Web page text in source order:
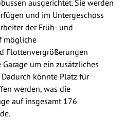
ausgerichtet. Sie werden
und im Untergeschoss
der Früh- und
mögliche
Flottenvergrößerungen
um ein zusätzliches
könnte Platz für
werden, was die
auf insgesamt 176